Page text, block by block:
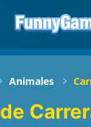
Animales
de